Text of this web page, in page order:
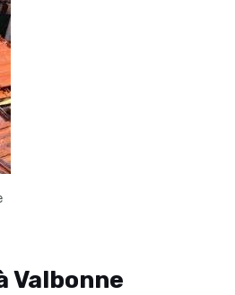
Valbonne